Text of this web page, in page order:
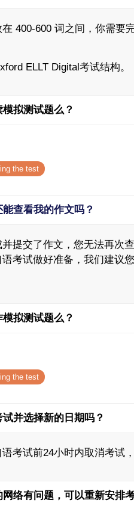
400-600 词之间，你需要
ELLT Digital考试结构。
拟测试题么？
查看我的作文吗？
提交了作文，您无法再次
考试做好准备，我们建议
拟测试题么？
并选择新的日期吗？
考试前24小时内取消考试
络有问题，可以重新安排